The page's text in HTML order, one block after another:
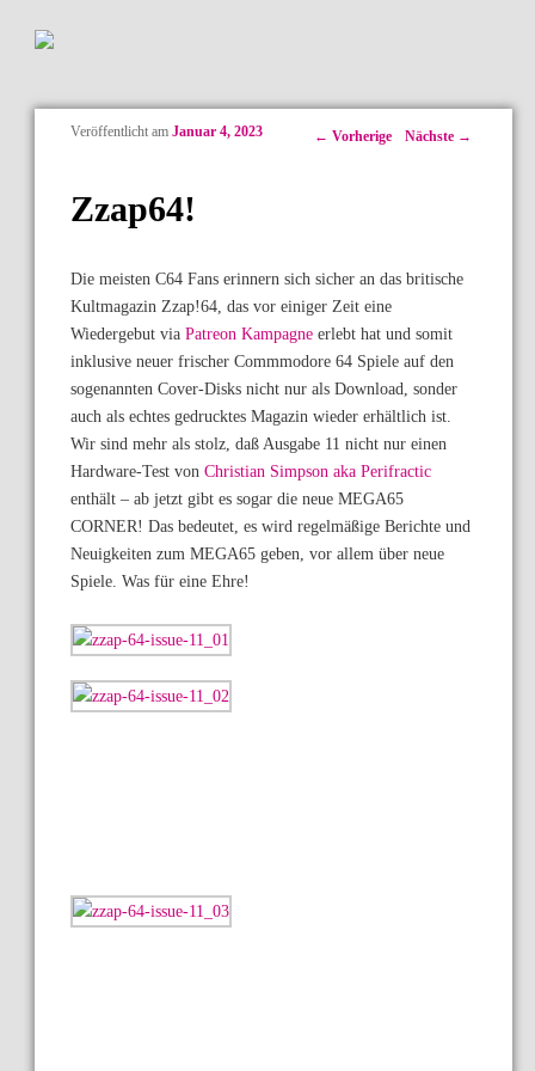
Artikelnavigation
← Vorherige Nächste →
Zzap64!
Veröffentlicht am Januar 4, 2023
Die meisten C64 Fans erinnern sich sicher an das britische
Kultmagazin Zzap!64, das vor einiger Zeit eine
Wiedergebut via Patreon Kampagneerlebt hat und somit
inklusive neuer frischer Commmodore 64 Spiele auf den
sogenannten Cover-Disks nicht nur als Download, sonder
auch als echtes gedrucktes Magazin wieder erhältlich ist.
Wir sind mehr als stolz, daß Ausgabe 11 nicht nur einen
Hardware-Test von Christian Simpson aka Perifractic
enthält – ab jetzt gibt es sogar die neue MEGA65
CORNER! Das bedeutet, es wird regelmäßige Berichte und
Neuigkeiten zum MEGA65 geben, vor allem über neue
Spiele. Was für eine Ehre!